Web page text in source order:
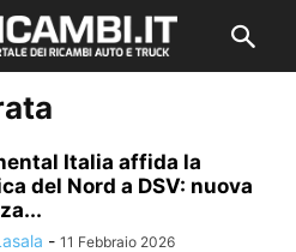
Italia affida la
del Nord a DSV: nuova
- 11 Febbraio 2026